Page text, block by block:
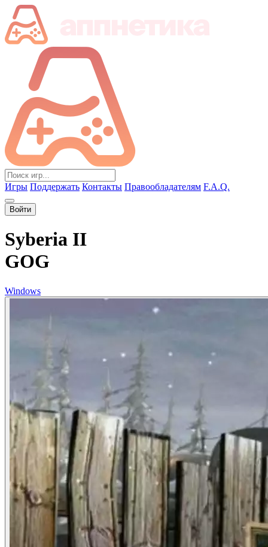
Игры Поддержать Контакты Правообладателям F.A.Q.
Войти
Syberia II
GOG
Windows